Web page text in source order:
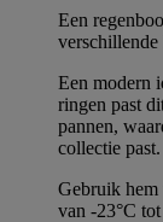
Een
Een modern
ringen past
pannen,
collectie past.
Gebruik hem
van -23°C